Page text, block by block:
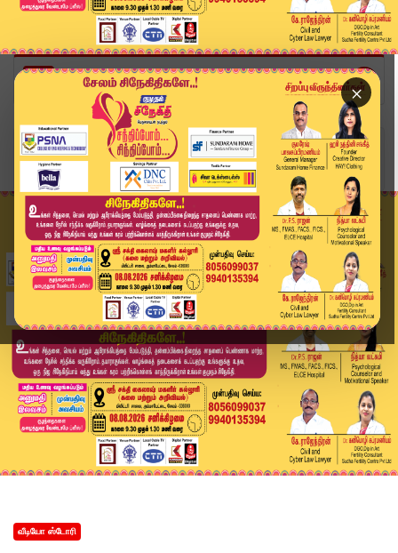
×
Home
வீடியோ ஸ்டோரி
13 கோடி ஜிஎஸ்டி பாக்கி? வங்கி கணக்கு முடக்கம்! ...
வீடியோ ஸ்டோரி